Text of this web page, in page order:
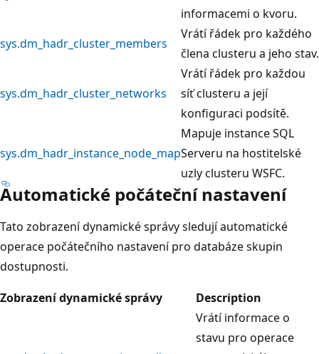
informacemi o kvoru.
sys.dm_hadr_cluster_members
Vrátí řádek pro každého
člena clusteru a jeho stav.
sys.dm_hadr_cluster_networks
Vrátí řádek pro každou
síť clusteru a její
konfiguraci podsítě.
sys.dm_hadr_instance_node_map
Mapuje instance SQL
Serveru na hostitelské
uzly clusteru WSFC.
Automatické počáteční nastavení
Tato zobrazení dynamické správy sledují automatické
operace počátečního nastavení pro databáze skupin
dostupnosti.
Zobrazení dynamické správy
Description
Vrátí informace o
stavu pro operace